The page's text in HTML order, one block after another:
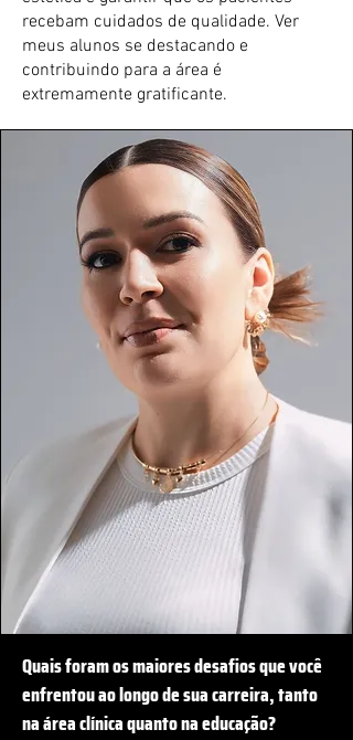
recebam cuidados de qualidade. Ver
meus alunos se destacando e
contribuindo para a área é
extremamente gratificante.
Quais foram os maiores desafios que você
enfrentou ao longo de sua carreira, tanto
na área clínica quanto na educação?